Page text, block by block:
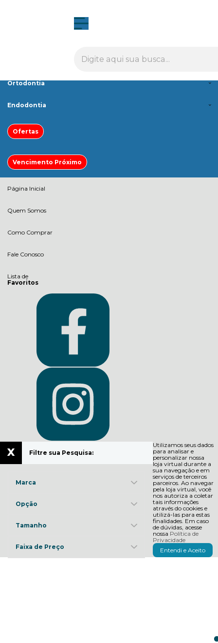
Ortodontia
Endodontia
Ofertas
Vencimento Próximo
Página Inicial
Quem Somos
Como Comprar
Fale Conosco
Lista de
Favoritos
x Filtre sua Pesquisa:
Marca
Opção
Tamanho
Faixa de Preço
Utilizamos seus dados
para analisar e
personalizar nossa
loja virtual durante a
sua navegação e em
serviços de terceiros
parceiros. Ao navegar
pela loja virtual, você
nos autoriza a coletar
tais informações
através do cookies e
utilizá-las para estas
finalidades. Em caso
de dúvidas, acesse
nossa Política de
Privacidade
Entendi e Aceito